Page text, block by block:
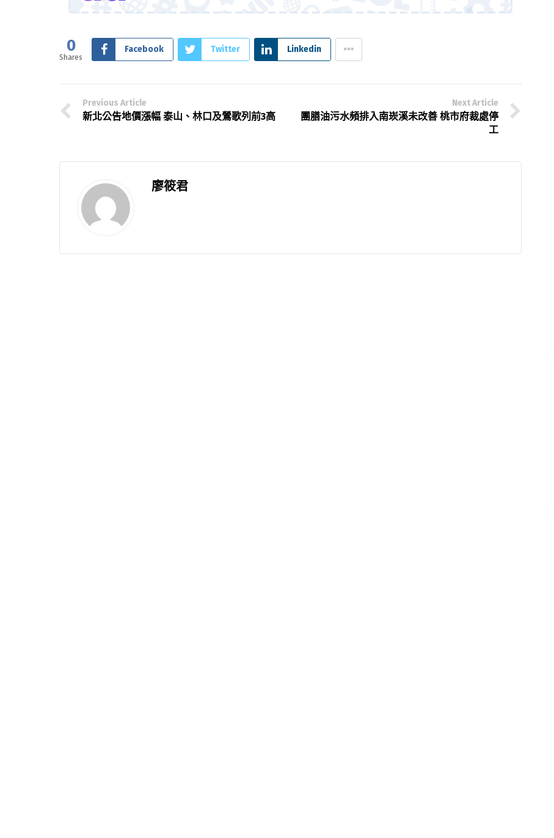
0
Shares
Facebook Twitter Linkedin
Previous Article
新北公告地價漲幅 泰山、林口及鶯歌列前3高
Next Article
團膳油污水頻排入南崁溪未改善 桃市府裁處停
工
廖筱君